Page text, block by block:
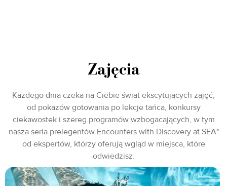
Zajęcia
Każdego dnia czeka na Ciebie świat ekscytujących zajęć,
od pokazów gotowania po lekcje tańca, konkursy
ciekawostek i szereg programów wzbogacających, w tym
nasza seria prelegentów Encounters with Discovery at SEA™
od ekspertów, którzy oferują wgląd w miejsca, które
odwiedzisz.